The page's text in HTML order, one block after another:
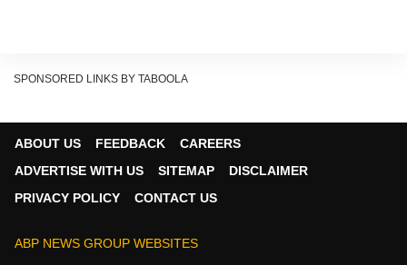
वाराणसी के शिवपुर क्षेत्र का एक सीसीटीवी फुटेज सोशल मीडिया
SPONSORED LINKS BY TABOOLA
ABOUT US FEEDBACK
CAREERS
ADVERTISE WITH US
SITEMAP
DISCLAIMER
PRIVACY POLICY
CONTACT US
ABP NEWS GROUP WEBSITES